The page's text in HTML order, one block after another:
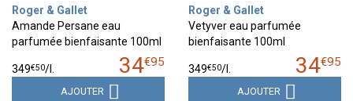
Roger & Gallet
Amande Persane eau
parfumée bienfaisante 100ml
34€95
349€50/
AJOUTER
Roger & Gallet
Vetyver eau parfumée
bienfaisante 100ml
34€95
349€50/
AJOUTER